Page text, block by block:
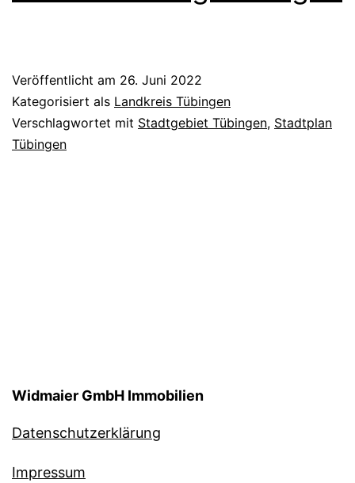
Veröffentlicht am 26. Juni 2022
Kategorisiert als Landkreis Tübingen
Verschlagwortet mit Stadtgebiet Tübingen, Stadtplan
Tübingen
Widmaier GmbH Immobilien
Datenschutzerklärung
Impressum